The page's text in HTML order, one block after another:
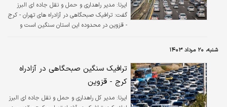
ایرنا:
مدیر راهداری و حمل و نقل جاده ای البرز
گفت: ترافیک صبحگاهی در آزادراه های تهران - کرج
- قزوین در محدوده این استان سنگین است و
شنبه، ۲۰ مرداد ۱۴۰۳
ترافیک سنگین صبحگاهی در آزادراه
کرج - قزوین
ایرنا: مدیر کل راهداری و حمل و نقل جاده ای البرز